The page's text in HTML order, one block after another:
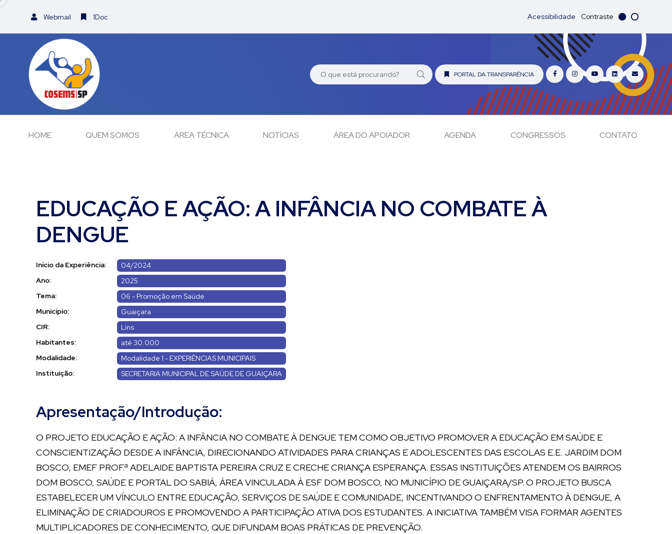
Webmail 1Doc Acessibilidade Contraste
PORTAL DA TRANSPARÊNCIA
HOME QUEM SOMOS ÁREA TÉCNICA NOTÍCIAS ÁREA DO APOIADOR AGENDA CONGRESSOS CONTATO
EDUCAÇÃO E AÇÃO: A INFÂNCIA NO COMBATE À
DENGUE
Início da Experiência:
04/2024
Ano:
2025
Tema:
06 - Promoção em Saúde
Município:
Guaiçara
CIR:
Lins
Habitantes:
até 30.000
Modalidade:
Modalidade 1 - EXPERIÊNCIAS MUNICIPAIS
Instituição:
SECRETARIA MUNICIPAL DE SAÚDE DE GUAIÇARA
Apresentação/Introdução:
O PROJETO EDUCAÇÃO E AÇÃO: A INFÂNCIA NO COMBATE À DENGUE TEM COMO OBJETIVO PROMOVER A EDUCAÇÃO EM SAÚDE E
CONSCIENTIZAÇÃO DESDE A INFÂNCIA, DIRECIONANDO ATIVIDADES PARA CRIANÇAS E ADOLESCENTES DAS ESCOLAS E.E. JARDIM DOM
BOSCO, EMEF PROF.ª ADELAIDE BAPTISTA PEREIRA CRUZ E CRECHE CRIANÇA ESPERANÇA. ESSAS INSTITUIÇÕES ATENDEM OS BAIRROS
DOM BOSCO, SAÚDE E PORTAL DO SABIÁ, ÁREA VINCULADA À ESF DOM BOSCO, NO MUNICÍPIO DE GUAIÇARA/SP. O PROJETO BUSCA
ESTABELECER UM VÍNCULO ENTRE EDUCAÇÃO, SERVIÇOS DE SAÚDE E COMUNIDADE, INCENTIVANDO O ENFRENTAMENTO À DENGUE, A
ELIMINAÇÃO DE CRIADOUROS E PROMOVENDO A PARTICIPAÇÃO ATIVA DOS ESTUDANTES. A INICIATIVA TAMBÉM VISA FORMAR AGENTES
MULTIPLICADORES DE CONHECIMENTO, QUE DIFUNDAM BOAS PRÁTICAS DE PREVENÇÃO.